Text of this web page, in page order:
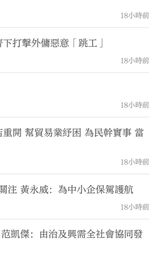
18小時前
打擊外傭惡意「跳工」
18小時前
18小時前
開 幫貿易業紓困 為民幹實事 當
18小時前
注 黃永威：為中小企保駕護航
18小時前
凱傑：由治及興需全社會協同發